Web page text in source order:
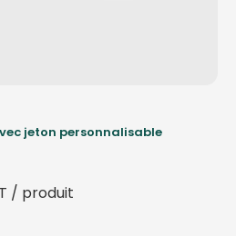
jeton personnalisable
/ produit